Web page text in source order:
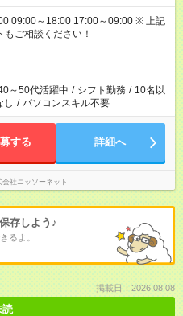
～18:00 17:00～09:00 ※ 上記
ご相談ください！
～50代活躍中 / シフト勤務 / 10名以
し / パソコンスキル不要
する 詳細へ
会社ニッソーネット
存しよう♪
るよ。
掲載日：2026.08.08
読